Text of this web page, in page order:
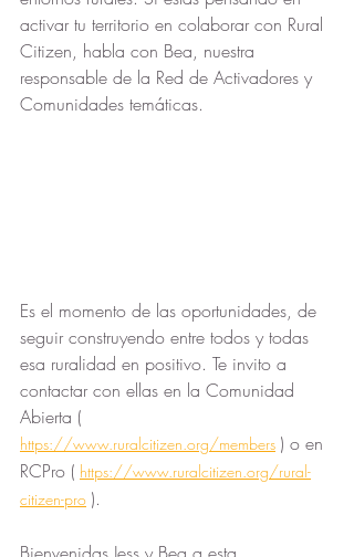
activar tu territorio en colaborar con Rural
Citizen, habla con Bea, nuestra
responsable de la Red de Activadores y
Comunidades temáticas.
Es el momento de las oportunidades, de
seguir construyendo entre todos y todas
esa ruralidad en positivo. Te invito a
contactar con ellas en la Comunidad
Abierta (
https://www.ruralcitizen.org/members ) o en
RCPro ( https://www.ruralcitizen.org/rural-
citizen-pro ).
Bienvenidas Jess y Bea a esta